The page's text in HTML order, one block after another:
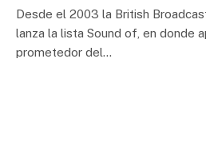
Desde el 2003 la British
lanza la lista Sound of, en donde
prometedor del…